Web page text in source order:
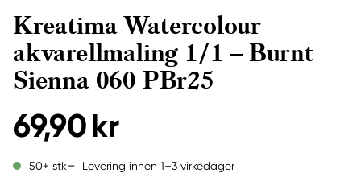
Kreatima Watercolour
akvarellmaling 1/1 – Burnt
Sienna 060 PBr25
69,90 kr
50+ stk Levering innen 1–3 virkedager